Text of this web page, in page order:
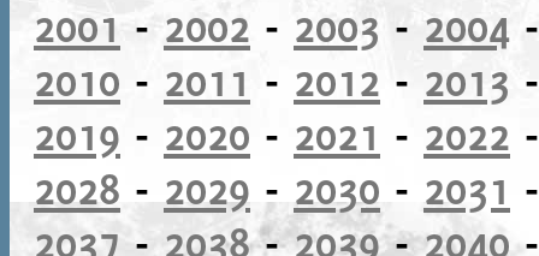
2001 - 2002 - 2003 - 2004
2010 - 2011 - 2012 - 2013
2019 - 2020 - 2021 - 2022
2028 - 2029 - 2030 - 2031
2037 - 2038-2039-2040